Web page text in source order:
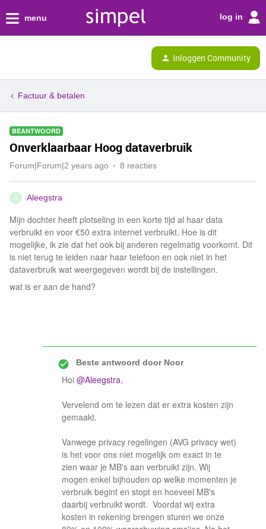
menu log in
Inloggen Community
Factuur & betalen
BEANTWOORD
Onverklaarbaar Hoog dataverbruik
Forum|Forum|2 years ago 8 reacties
A Aleegstra
Mijn dochter heeft plotseling in een korte tijd al haar data
verbruikt en voor €50 extra internet verbruikt. Hoe is dit
mogelijke, ik zie dat het ook bij anderen regelmatig voorkomt. Dit
is niet terug te leiden naar haar telefoon en ook niet in het
dataverbruik wat weergegeven wordt bij de instellingen.
wat is er aan de hand?
Beste antwoord doorNoor
Hoi @Aleegstra,
Vervelend om te lezen dat er extra kosten zijn
gemaakt.
Vanwege privacy regelingen (AVG privacy wet)
is het voor ons niet mogelijk om exact in te
zien waar je MB's aan verbruikt zijn. Wij
mogen enkel bijhouden op welke momenten je
verbruik begint en stopt en hoeveel MB's
daarbij verbruikt wordt. Voordat wij extra
kosten in rekening brengen sturen we onze